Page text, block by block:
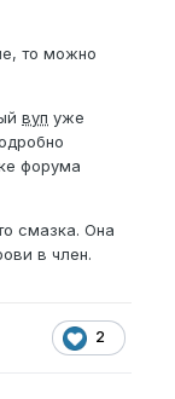
то можно
вуп уже
форума
смазка. Она
в член.
2